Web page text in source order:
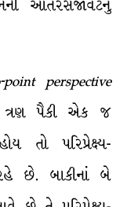
આંતરસજાવટનું
perspective
ત્રણ પૈકી એક જ
તો પરિપ્રેક્ષ્ય-
છે. બાકીનાં બે